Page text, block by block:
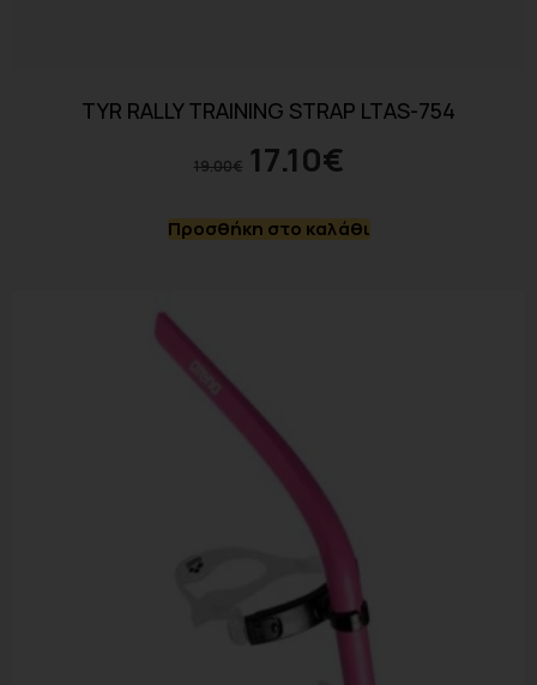
TYR RALLY TRAINING STRAP LTAS-754
19.00€ 17.10€
Προσθήκη στο καλάθι